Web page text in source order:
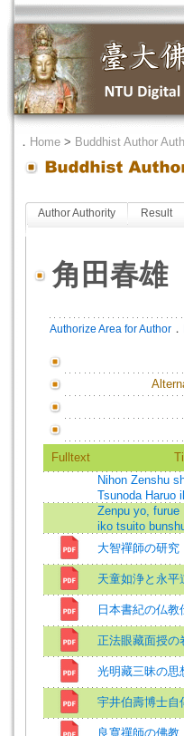
． Home > Buddhist Author
Author Authority Result
角田春雄
Authorize Area for Author ．
Fulltext
Nihon Zenshu
Tsunoda Haruo
Zenpu yo, furue
iko tsuito
大智禪師の研究
天童如浄と永平
日本書紀の仏教
正法眼藏面授の
光明藏三昧の思
宇井伯壽博士自
良寬禪師の佛教